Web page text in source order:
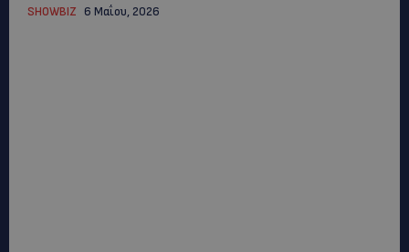
SHOWBIZ 6 Μαΐου, 2026